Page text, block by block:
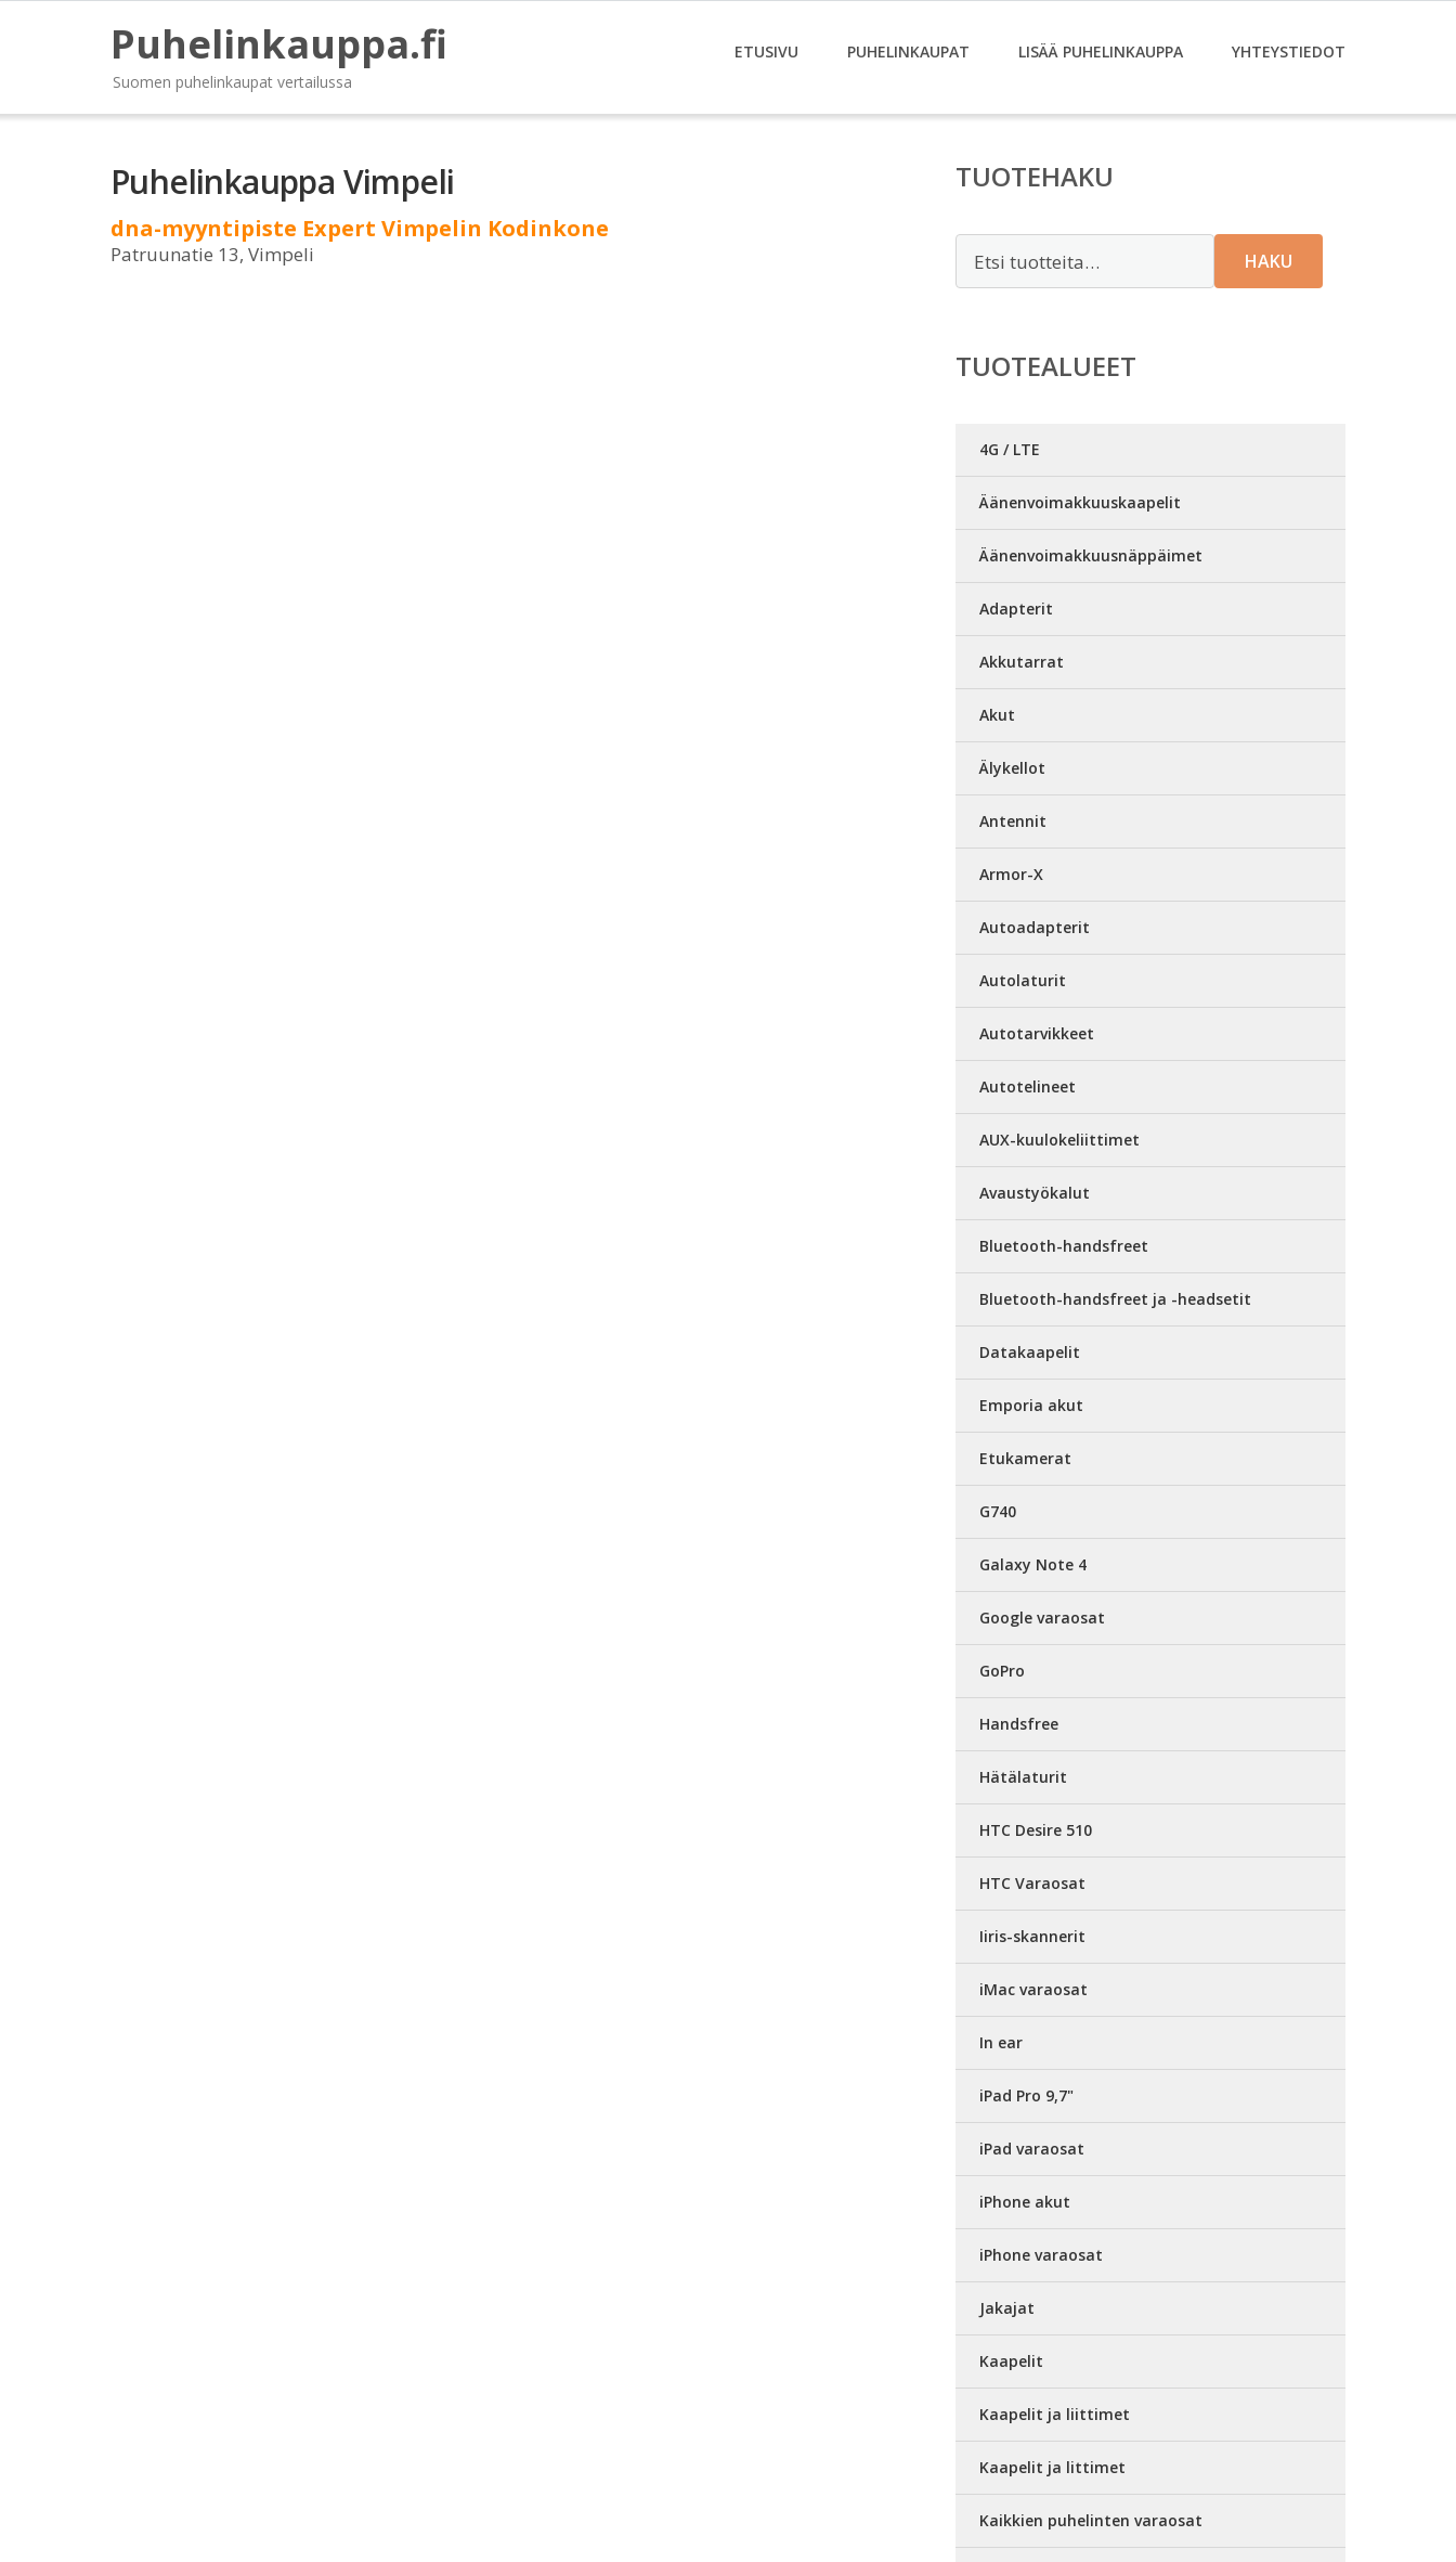
Puhelinkauppa.fi
Suomen puhelinkaupat vertailussa
ETUSIVU PUHELINKAUPAT LISÄÄ PUHELINKAUPPA YHTEYSTIEDOT
Puhelinkauppa Vimpeli
dna-myyntipiste Expert Vimpelin Kodinkone
Patruunatie 13, Vimpeli
TUOTEHAKU
HAKU
TUOTEALUEET
4G / LTE
Äänenvoimakkuuskaapelit
Äänenvoimakkuusnäppäimet
Adapterit
Akkutarrat
Akut
Älykellot
Antennit
Armor-X
Autoadapterit
Autolaturit
Autotarvikkeet
Autotelineet
AUX-kuulokeliittimet
Avaustyökalut
Bluetooth-handsfreet
Bluetooth-handsfreet ja -headsetit
Datakaapelit
Emporia akut
Etukamerat
G740
Galaxy Note 4
Google varaosat
GoPro
Handsfree
Hätälaturit
HTC Desire 510
HTC Varaosat
Iiris-skannerit
iMac varaosat
In ear
iPad Pro 9,7"
iPad varaosat
iPhone akut
iPhone varaosat
Jakajat
Kaapelit
Kaapelit ja liittimet
Kaapelit ja littimet
Kaikkien puhelinten varaosat